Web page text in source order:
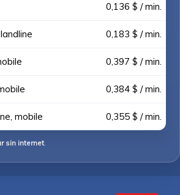
0,136 $ / min.
0,183 $ / min.
0,397 $ / min.
0,384 $ / min.
mobile 0,355 $ / min.
sin internet.